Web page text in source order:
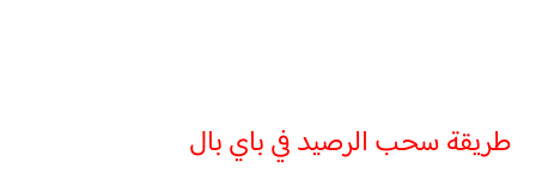
طريقة سحب الرصيد في باي بال